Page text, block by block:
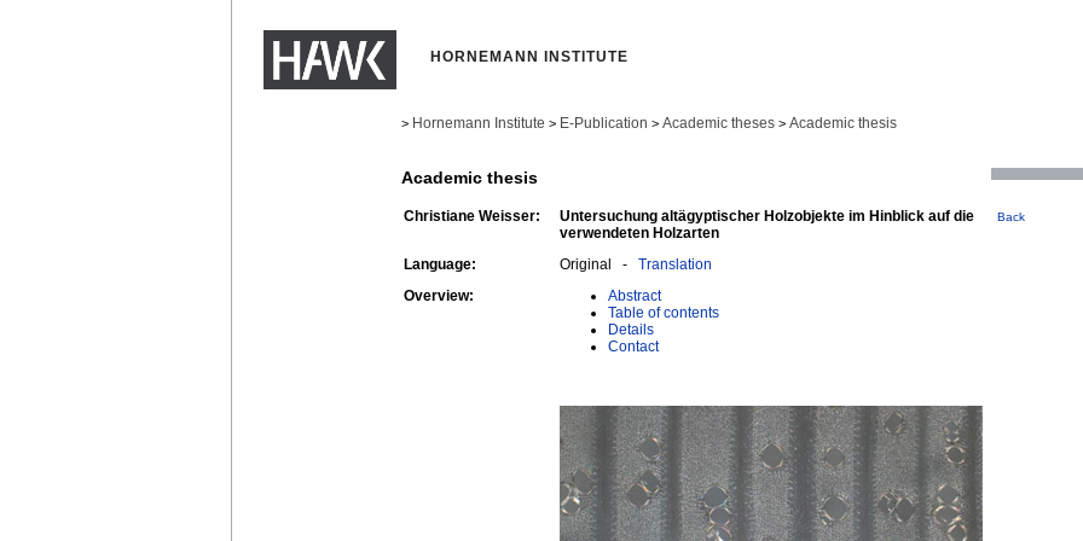
HORNEMANN INSTITUTE
> Hornemann Institute > E-Publication > Academic theses > Academic thesis
Academic thesis
Christiane Weisser:
Untersuchung altägyptischer Holzobjekte im Hinblick auf die
verwendeten Holzarten
Back
Language: Original - Translation
Overview:
Abstract
Table of contents
Details
Contact